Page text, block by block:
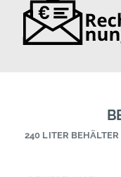
240 LITER